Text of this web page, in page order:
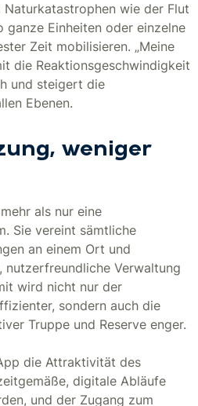
wie der Flut
ganze Einheiten oder einzelne
Zeit mobilisieren. „Meine
die Reaktionsgeschwindigkeit
und steigert die
Ebenen.
weniger
als nur eine
Sie vereint sämtliche
an einem Ort und
nutzerfreundliche Verwaltung
wird nicht nur der
sondern auch die
Truppe und Reserve enger.
die Attraktivität des
digitale Abläufe
und der Zugang zum